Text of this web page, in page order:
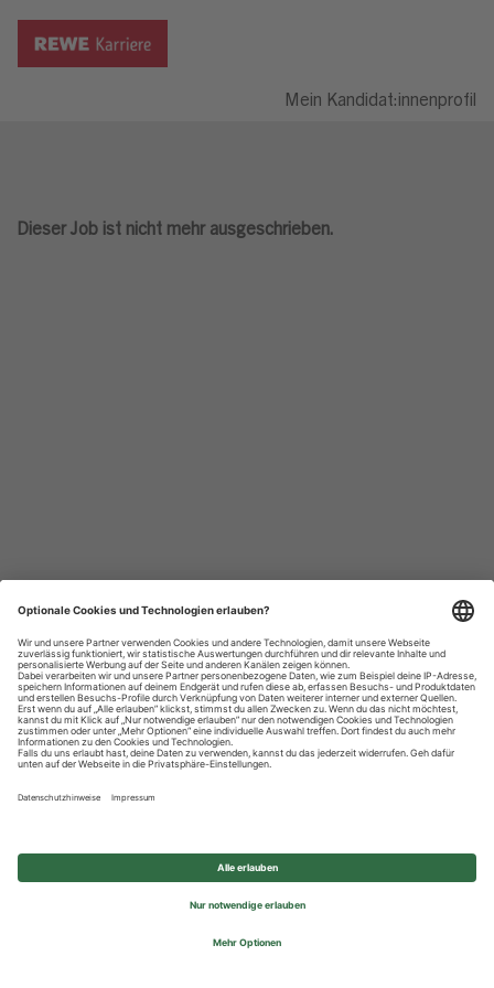
Mein Kandidat:innenprofil
Dieser Job ist nicht mehr ausgeschrieben.
Datenschutzhinweise
Impressum
Privatsphäre-Einstellungen
© 2026 REWE Group - All rights reserved